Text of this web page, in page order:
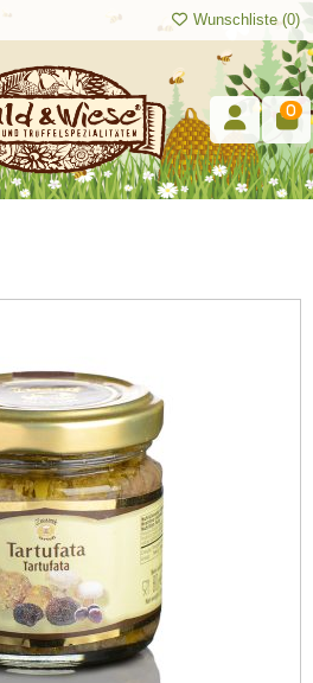
Wunschliste (0)
0